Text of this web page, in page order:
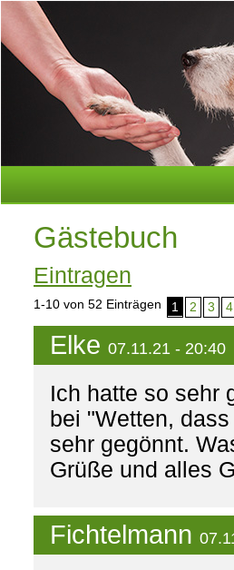
Gästebuch
Eintragen
1-10 von 52 Einträgen 1 2 3 4
Elke 07.11.21 - 20:40
Ich hatte so sehr
bei "Wetten,
sehr gegönnt.
Grüße und alles
Fichtelmann